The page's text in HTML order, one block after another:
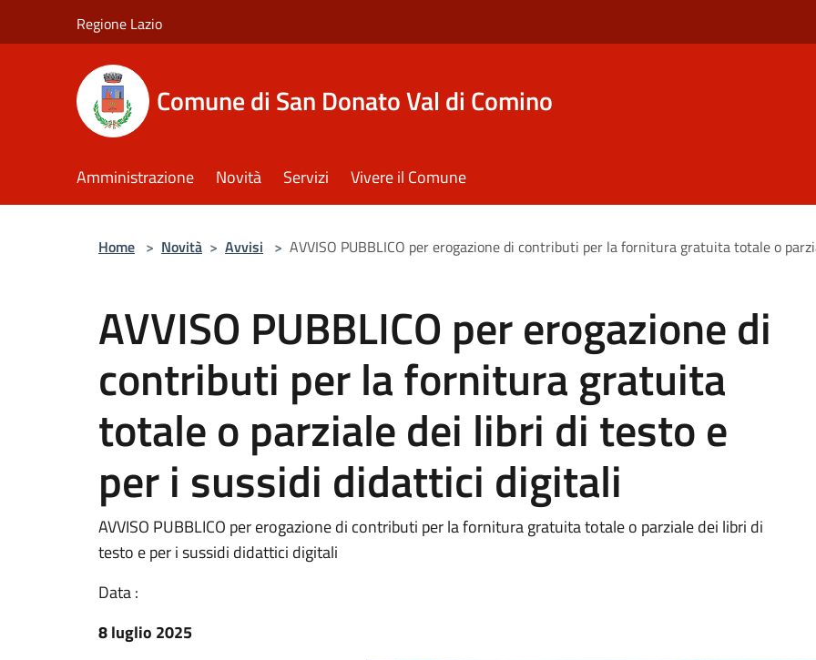
Regione Lazio
Comune di San Donato Val di Comino
Amministrazione Novità Servizi Vivere il Comune
Home > Novità > Avvisi > AVVISO PUBBLICO per erogazione di contributi per la fornitura gratuita totale o
AVVISO PUBBLICO per erogazione di
contributi per la fornitura gratuita
totale o parziale dei libri di testo e
per i sussidi didattici digitali
AVVISO PUBBLICO per erogazione di contributi per la fornitura gratuita totale o parziale dei libri di
testo e per i sussidi didattici digitali
Data :
8 luglio 2025